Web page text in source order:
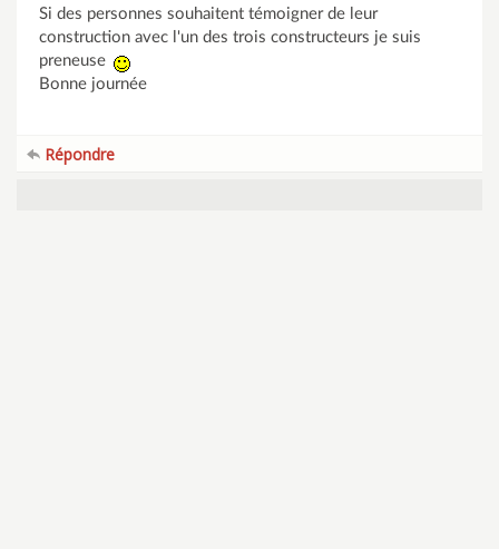
Si des personnes souhaitent témoigner de leur
construction avec l'un des trois constructeurs je suis
preneuse
Bonne journée
Répondre